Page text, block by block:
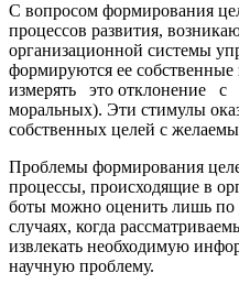
С вопросом формирования
процессов развития,
организационной системы
формируются ее
измерять это отклонение
моральных). Эти стимулы
собственных целей с
Проблемы формирования
процессы, происходящие в
боты можно оценить лишь по
случаях, когда
извлекать необходимую
научную проблему.